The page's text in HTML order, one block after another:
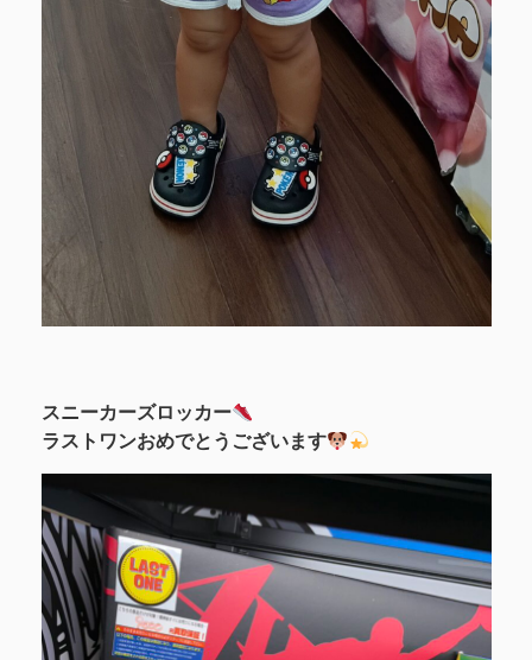
スニーカーズロッカー
ラストワンおめでとうございます